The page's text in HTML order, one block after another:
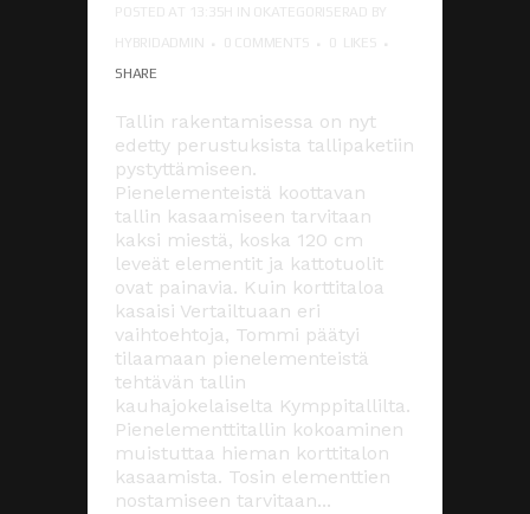
SHARE
Tallin rakentamisessa on nyt
edetty perustuksista tallipaketiin
pystyttämiseen.
Pienelementeistä koottavan
tallin kasaamiseen tarvitaan
kaksi miestä, koska 120 cm
leveät elementit ja kattotuolit
ovat painavia. Kuin korttitaloa
kasaisi Vertailtuaan eri
vaihtoehtoja, Tommi päätyi
tilaamaan pienelementeistä
tehtävän tallin
kauhajokelaiselta Kymppitallilta.
Pienelementtitallin kokoaminen
muistuttaa hieman korttitalon
kasaamista. Tosin elementtien
nostamiseen tarvitaan...